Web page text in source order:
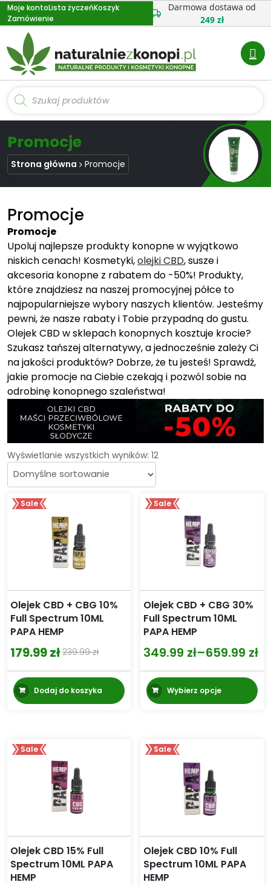
Przejdź
do
treści
Moje kontoLista życzeńKoszyk
Zamówienie
Darmowa dostawa od
249 zł
Wyszukiwarka
produktów
Promocje
Strona główna Promocje
Promocje
Promocje
Upoluj najlepsze produkty konopne w wyjątkowo
niskich cenach! Kosmetyki,olejki CBD, susze i
akcesoria konopne z rabatem do -50%! Produkty,
które znajdziesz na naszej promocyjnej półce to
najpopularniejsze wybory naszych klientów. Jesteśmy
pewni, że nasze rabaty i Tobie przypadną do gustu.
Olejek CBD w sklepach konopnych kosztuje krocie?
Szukasz tańszej alternatywy, a jednocześnie zależy Ci
na jakości produktów? Dobrze, że tu jesteś! Sprawdź,
jakie promocje na Ciebie czekają i pozwól sobie na
odrobinę konopnego szaleństwa!
Wyświetlanie wszystkich wyników: 12
Sale
Olejek CBD + CBG 10%
Full Spectrum 10ML
PAPA HEMP
239.99zł
Pierwotna
cena
wynosiła:
179.99zł
Aktualna
cena
wynosi:Dodaj do koszyka
Sale
Olejek CBD + CBG 30%
Full Spectrum 10ML
PAPA HEMP
349.99 zł–659.99 zł
Zakres
cen:
od
659.99 zł
Wybierz opcje
Sale
Olejek CBD 15% Full
Spectrum 10ML PAPA
HEMP
Sale
Olejek CBD 10% Full
Spectrum 10ML PAPA
HEMP